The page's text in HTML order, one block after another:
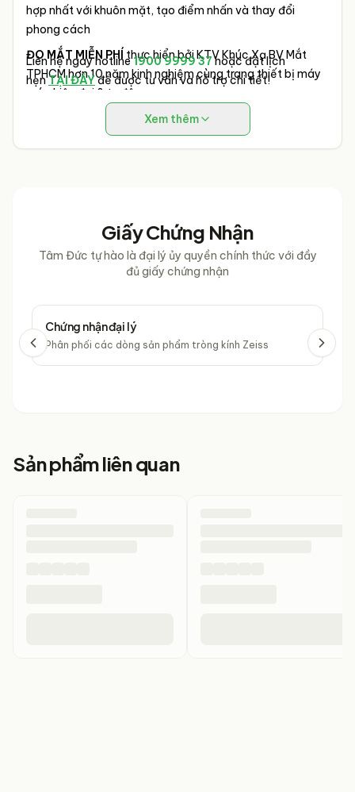
hợp nhất với khuôn mặt, tạo điểm nhấn và thay đổi
phong cách
ĐO MẮT MIỄN PHÍ thực hiển bởi KTV Khúc Xạ BV Mắt
TPHCM hơn 10 năm kinh nghiệm cùng trang thiết bị máy
móc hiện đại & tự động.
Liên hệ ngay hotline 1900 9999 37 hoặc đặt lịch
hẹnTẠI ĐÂYđể được tư vấn và hỗ trợ chi tiết!
Xem thêm
Giấy Chứng Nhận
Tâm Đức tự hào là đại lý ủy quyền chính thức với đầy
đủ giấy chứng nhận
Chứng nhận đại lý
Phân phối các dòng sản phẩm tròng kính Zeiss
Sản phẩm liên quan